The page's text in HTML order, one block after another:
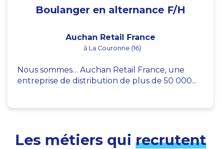
Boulanger en alternance F/H
Auchan Retail France
à La Couronne (16)
Nous sommes… Auchan Retail France, une
entreprise de distribution de plus de 50 000...
Les métiers qui recrutent